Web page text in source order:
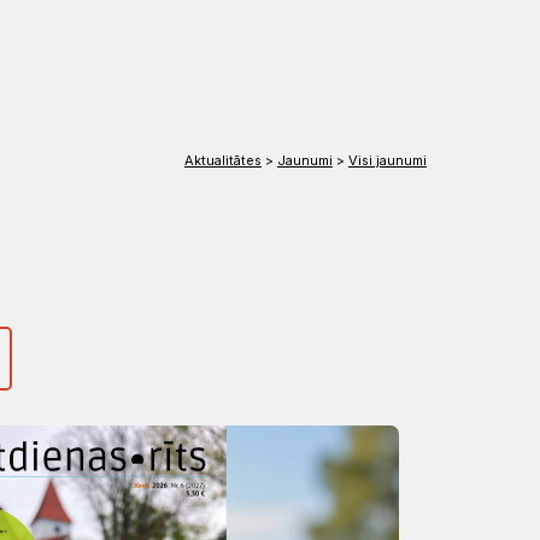
Aktualitātes > Jaunumi > Visi jaunumi